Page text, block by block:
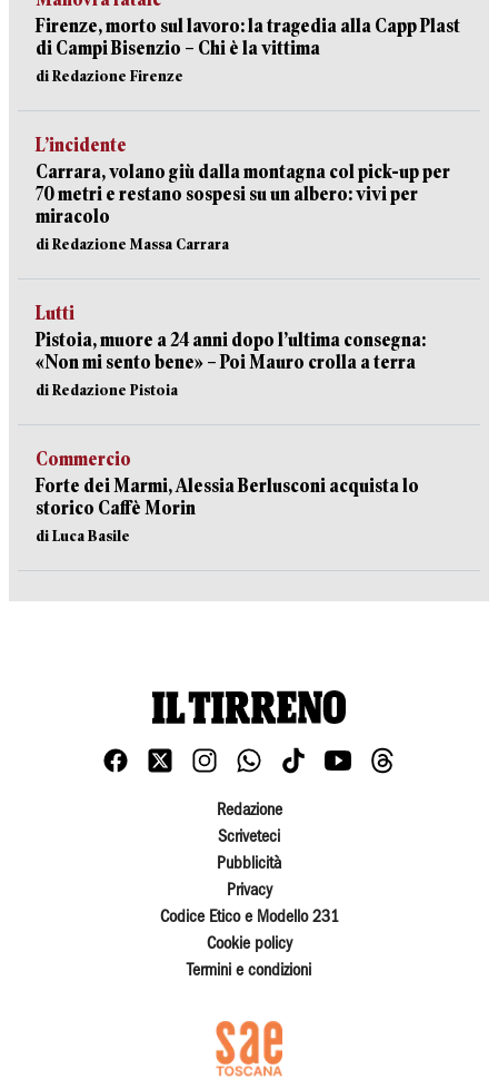
Firenze, morto sul lavoro: la tragedia alla Capp Plast
di Campi Bisenzio – Chi è la vittima
di Redazione Firenze
L’incidente
Carrara, volano giù dalla montagna col pick-up per
70 metri e restano sospesi su un albero: vivi per
miracolo
di Redazione Massa Carrara
Lutti
Pistoia, muore a 24 anni dopo l’ultima consegna:
«Non mi sento bene» – Poi Mauro crolla a terra
di Redazione Pistoia
Commercio
Forte dei Marmi, Alessia Berlusconi acquista lo
storico Caffè Morin
di Luca Basile
Redazione
Scriveteci
Pubblicità
Privacy
Codice Etico e Modello 231
Cookie policy
Termini e condizioni